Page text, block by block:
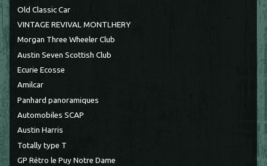
Old Classic Car
VINTAGE REVIVAL MONTLHERY
Morgan Three Wheeler Club
Austin Seven Scottish Club
Ecurie Ecosse
Amilcar
Panhard panoramiques
Automobiles SCAP
Austin Harris
Totally type T
GP Rétro le Puy Notre Dame